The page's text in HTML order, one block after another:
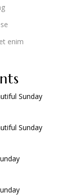
enim
Sunday
Sunday